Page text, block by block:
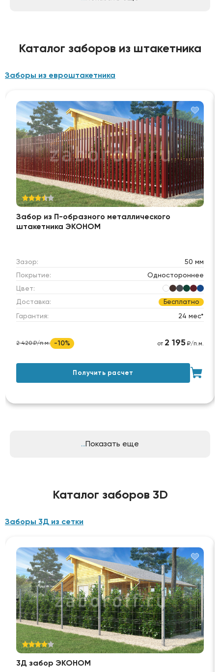
Каталог заборов из штакетника
Заборы из евроштакетника
Забор из П-образного металлического
штакетника ЭКОНОМ
Зазор:
50 мм
Покрытие:
Одностороннее
Цвет:
Доставка:
Бесплатно
Гарантия: 24 мес*
2 420 ₽/п.м. -10% от 2 195₽/п.м.
Получить расчет
Показать еще
Каталог заборов 3D
Заборы 3Д из сетки
3Д забор ЭКОНОМ